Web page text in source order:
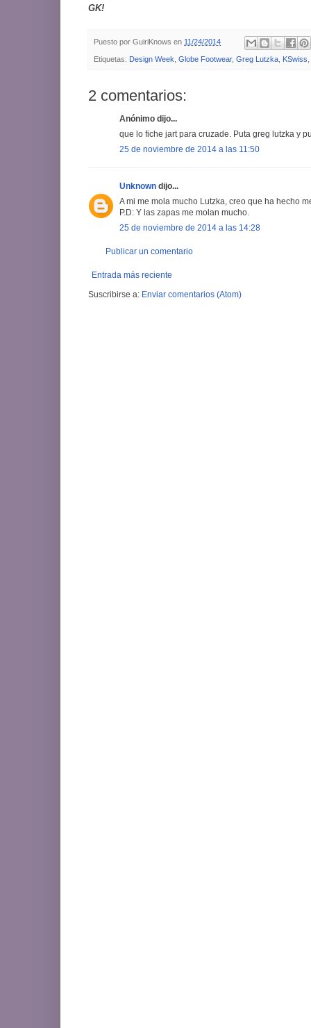
GK!
Puesto por GuiriKnows en 11/24/2014
Etiquetas: Design Week Globe Footwear, Greg Lutzka KSwiss
2 comentarios:
Anónimo dijo...
que lo fiche jart para cruzade. Puta greg lutzka y
25 de noviembre de 2014 a las 11:50
Unknown dijo...
A mi me mola mucho Lutzka, creo que ha hecho
P.D: Y las zapas me molan mucho.
25 de noviembre de 2014 a las 14:28
Publicar un comentario
Entrada más reciente
Suscribirse a: Enviar comentarios (Atom)